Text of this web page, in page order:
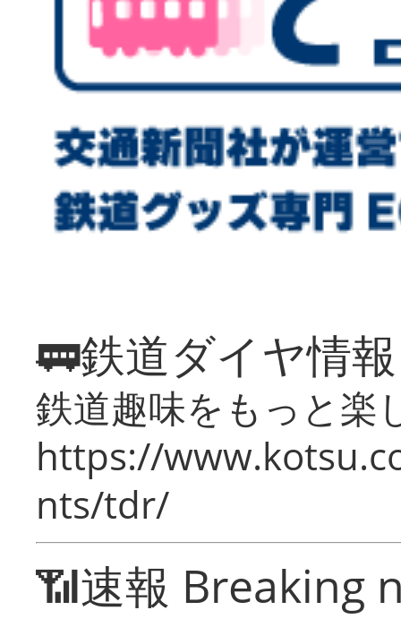
🚃鉄道ダイヤ情
鉄道趣味をもっと楽
https://
nts/tdr/
📶速報 Breaking